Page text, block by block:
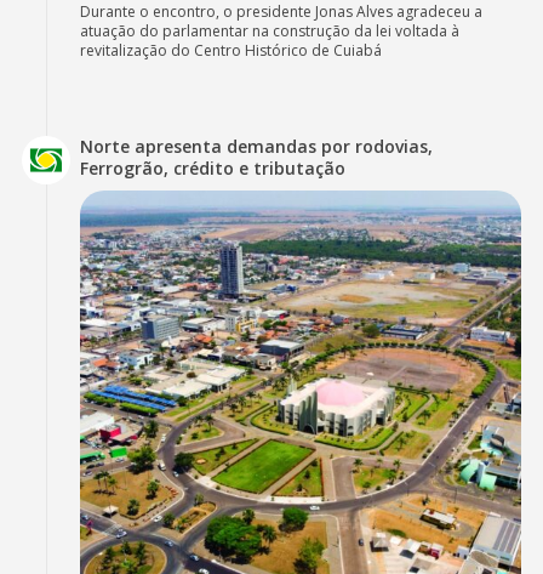
Durante o encontro, o presidente Jonas Alves agradeceu a
atuação do parlamentar na construção da lei voltada à
revitalização do Centro Histórico de Cuiabá
Norte apresenta demandas por rodovias,
Ferrogrão, crédito e tributação